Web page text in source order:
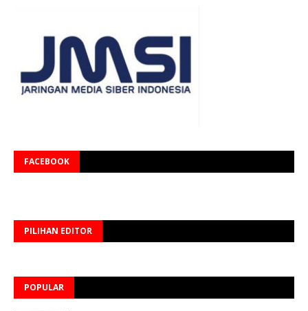
FACEBOOK
PILIHAN EDITOR
POPULAR